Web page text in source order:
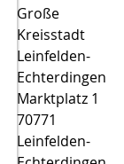
Große
Kreisstadt
Leinfelden-
Echterdingen
Marktplatz 1
70771
Leinfelden-